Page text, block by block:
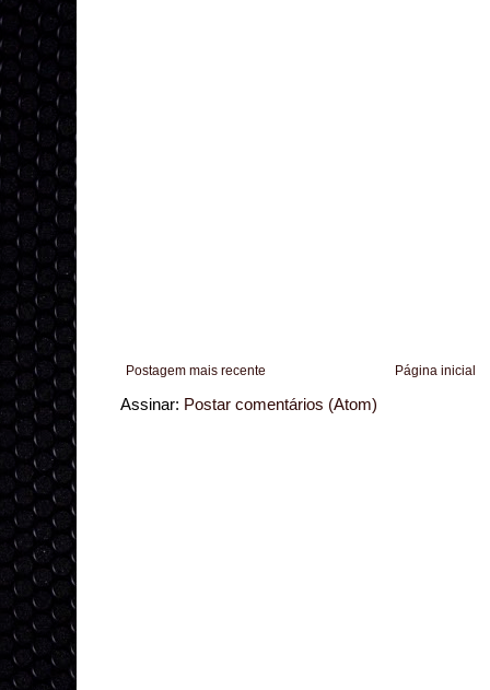
Postagem mais recente Página inicial
Assinar: Postar comentários (Atom)